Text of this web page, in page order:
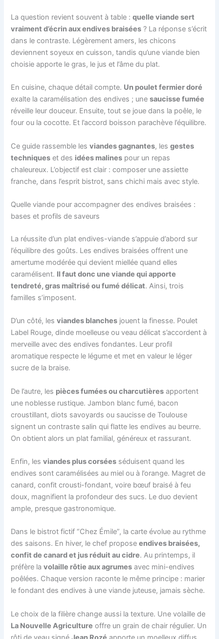
La question revient souvent à table :quelle viande sert
vraiment d’écrin aux endives braisées ? La réponse s’écrit
dans le contraste. Légèrement amers, les chicons
deviennent soyeux en cuisson, tandis qu’une viande bien
choisie apporte le gras, le jus et l’âme du plat.
En cuisine, chaque détail compte. Un poulet fermier doré
exalte la caramélisation des endives ; unesaucisse fumée
réveille leur douceur. Ensuite, tout se joue dans la poêle, le
four ou la cocotte. Et l’accord boisson parachève l’équilibre.
Ce guide rassemble lesviandes gagnantes, lesgestes
techniques et des idées malines pour un repas
chaleureux. L’objectif est clair : composer une assiette
franche, dans l’esprit bistrot, sans chichi mais avec style.
Quelle viande pour accompagner des endives braisées :
bases et profils de saveurs
La réussite d’un plat endives-viande s’appuie d’abord sur
l’équilibre des goûts. Les endives braisées offrent une
amertume modérée qui devient miellée quand elles
caramélisent. Il faut donc une viande qui apporte
tendreté, gras maîtrisé ou fumé délicat. Ainsi, trois
familles s’imposent.
D’un côté, lesviandes blanches jouent la finesse. Poulet
Label Rouge, dinde moelleuse ou veau délicat s’accordent à
merveille avec des endives fondantes. Leur profil
aromatique respecte le légume et met en valeur le léger
sucre de la braise.
De l’autre, les pièces fumées ou charcutières apportent
une noblesse rustique. Jambon blanc fumé, bacon
croustillant, diots savoyards ou saucisse de Toulouse
signent un contraste salin qui flatte les endives au beurre.
On obtient alors un plat familial, généreux et rassurant.
Enfin, lesviandes plus corsées séduisent quand les
endives sont caramélisées au miel ou à l’orange. Magret de
canard, confit crousti-fondant, voire bœuf braisé à feu
doux, magnifient la profondeur des sucs. Le duo devient
ample, presque gastronomique.
Dans le bistrot fictif “Chez Émile”, la carte évolue au rythme
des saisons. En hiver, le chef proposeendives braisées,
confit de canard et jus réduit au cidre. Au printemps, il
préfère lavolaille rôtie aux agrumes avec mini-endives
poêlées. Chaque version raconte le même principe : marier
le fondant des endives à une viande juteuse, jamais sèche.
Le choix de la filière change aussi la texture. Une volaille de
La Nouvelle Agriculture offre un grain de chair régulier. Un